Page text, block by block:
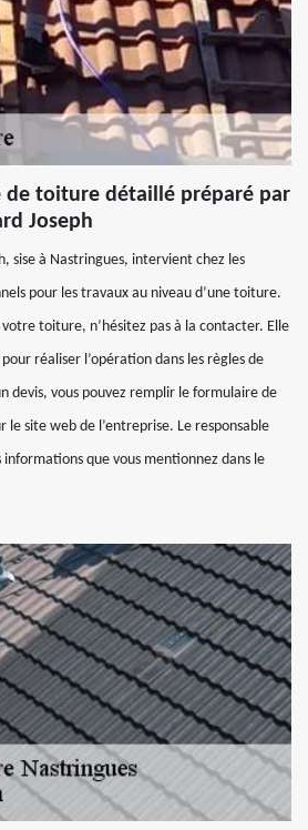
de toiture détaillé préparé par
Joseph
sise à Nastringues, intervient chez les
pour les travaux au niveau d’une toiture.
votre toiture, n’hésitez pas à la contacter. Elle
réaliser l’opération dans les règles de
devis, vous pouvez remplir le formulaire de
site web de l’entreprise. Le responsable
que vous mentionnez dans le